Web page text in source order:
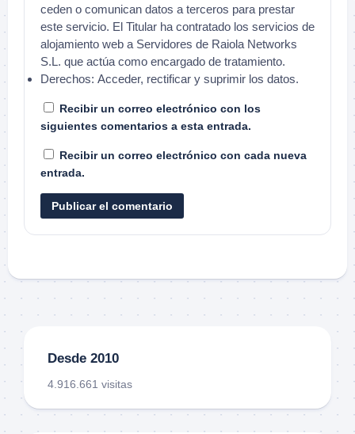
ceden o comunican datos a terceros para prestar
este servicio. El Titular ha contratado los servicios de
alojamiento web a Servidores de Raiola Networks
S.L. que actúa como encargado de tratamiento.
Derechos: Acceder, rectificar y suprimir los datos.
Recibir un correo electrónico con los
siguientes comentarios a esta entrada.
Recibir un correo electrónico con cada nueva
entrada.
Desde 2010
4.916.661 visitas